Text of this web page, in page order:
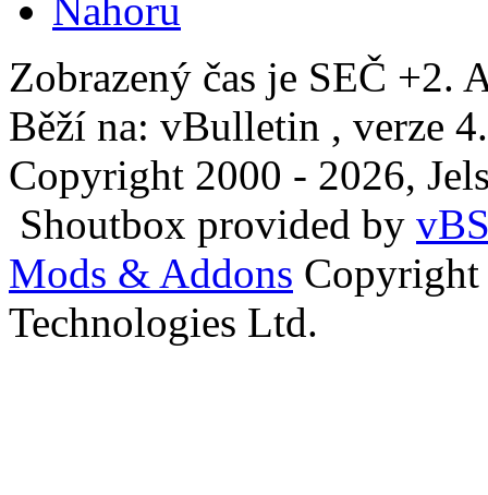
Nahoru
Zobrazený čas je SEČ +2.
Běží na: vBulletin , verze
Copyright 2000 - 2026,
Shoutbox provided by
Mods & Addons
Technologies Ltd.